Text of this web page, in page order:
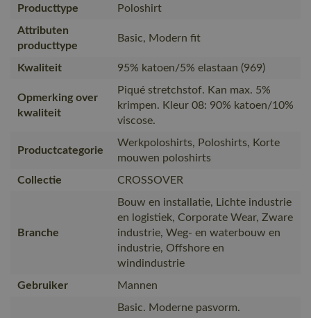
Producttype
Poloshirt
Attributen
producttype
Basic, Modern fit
Kwaliteit 95% katoen/5% elastaan (969)
Opmerking over
kwaliteit
Piqué stretchstof. Kan max. 5%
krimpen. Kleur 08: 90% katoen/10%
viscose.
Productcategorie
Werkpoloshirts, Poloshirts, Korte
mouwen poloshirts
Collectie
CROSSOVER
Branche
Bouw en installatie, Lichte industrie
en logistiek, Corporate Wear, Zware
industrie, Weg- en waterbouw en
industrie, Offshore en
windindustrie
Gebruiker
Mannen
Basic. Moderne pasvorm.